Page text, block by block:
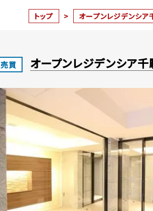
トップ > オープンレジデンシア
売買 オープンレジデンシア